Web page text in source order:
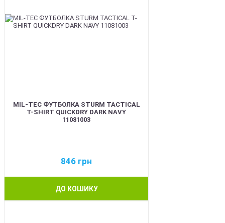
MIL-TEC ФУТБОЛКА STURM TACTICAL
T-SHIRT QUICKDRY DARK NAVY
11081003
846 грн
ДО КОШИКУ